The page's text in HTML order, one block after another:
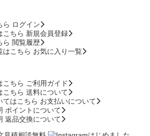
ログイン
新規会員登録
閲覧履歴
お気に入り一覧
ご利用ガイド
送料について
お支払いについて
ポイントについて
返品交換について